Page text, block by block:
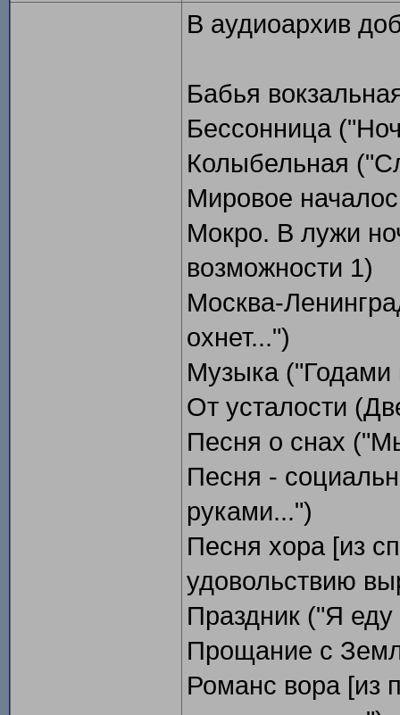
В аудиоархив
Бабья
Бессонница
Колыбельная
Мировое
Мокро. В лужи
возможности 1)
Москва-
охнет...")
Музыка ("Годами
От усталости
Песня о снах
Песня -
руками...")
Песня хора [из
удовольствию
Праздник ("Я
Прощание с
Романс вора [из